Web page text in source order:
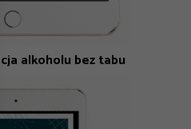
alkoholu bez tabu